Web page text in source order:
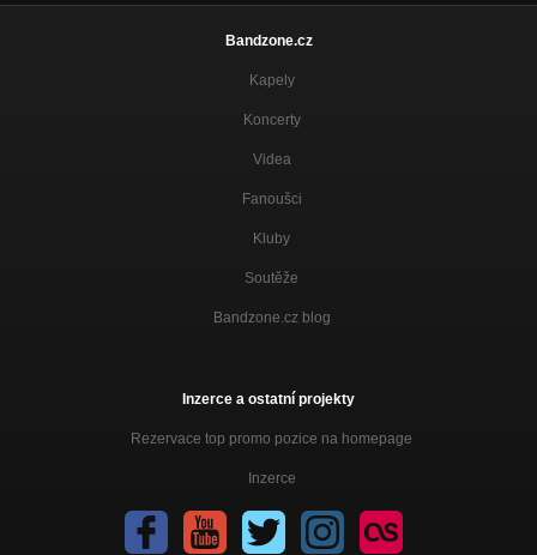
Bandzone.cz
Kapely
Koncerty
Videa
Fanoušci
Kluby
Soutěže
Bandzone.cz blog
Inzerce a ostatní projekty
Rezervace top promo pozice na homepage
Inzerce